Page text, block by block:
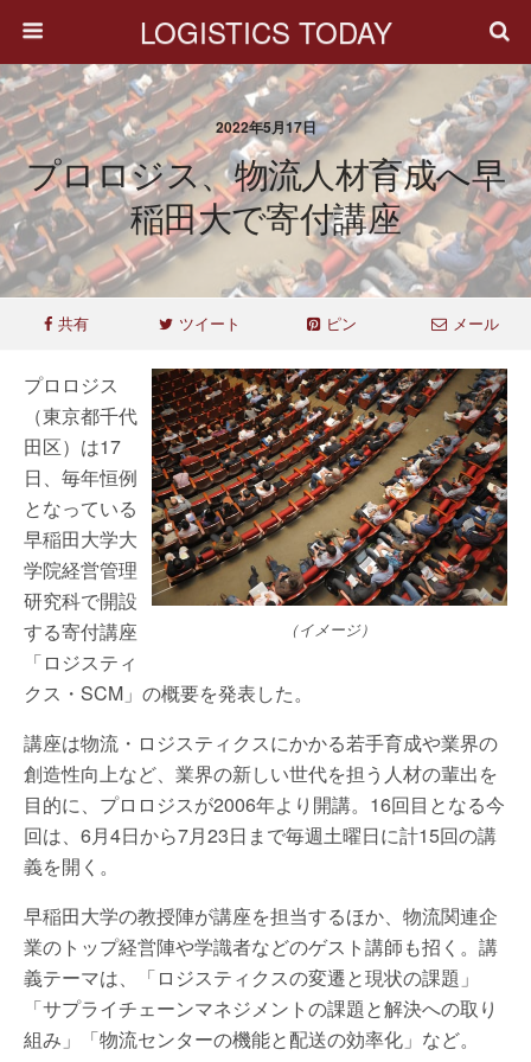
LOGISTICS TODAY
2022年5月17日
プロロジス、物流人材育成へ早
稲田大で寄付講座
共有 ツイート ピン メール
（イメージ）
プロロジス
（東京都千代
田区）は17
日、毎年恒例
となっている
早稲田大学大
学院経営管理
研究科で開設
する寄付講座
「ロジスティ
クス・SCM」の概要を発表した。
講座は物流・ロジスティクスにかかる若手育成や業界の
創造性向上など、業界の新しい世代を担う人材の輩出を
目的に、プロロジスが2006年より開講。16回目となる今
回は、6月4日から7月23日まで毎週土曜日に計15回の講
義を開く。
早稲田大学の教授陣が講座を担当するほか、物流関連企
業のトップ経営陣や学識者などのゲスト講師も招く。講
義テーマは、「ロジスティクスの変遷と現状の課題」
「サプライチェーンマネジメントの課題と解決への取り
組み」「物流センターの機能と配送の効率化」など。